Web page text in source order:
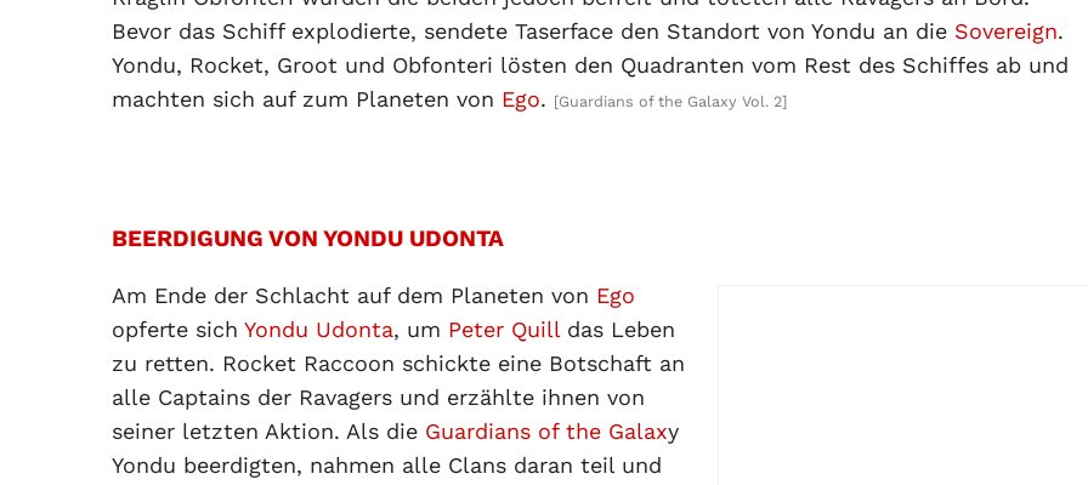
Bevor das Schiff explodierte, sendete Taserface den Standort von Yondu an die Sovereign.
Yondu, Rocket, Groot und Obfonteri lösten den Quadranten vom Rest des Schiffes ab und
machten sich auf zum Planeten von Ego. [Guardians of the Galaxy Vol. 2]
BEERDIGUNG VON YONDU UDONTA
Am Ende der Schlacht auf dem Planeten von Ego
opferte sich Yondu Udonta, um Peter Quill das Leben
zu retten. Rocket Raccoon schickte eine Botschaft an
alle Captains der Ravagers und erzählte ihnen von
seiner letzten Aktion. Als die Guardians of the Galaxy
Yondu beerdigten, nahmen alle Clans daran teil und